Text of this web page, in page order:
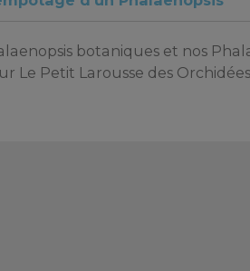
botaniques et nos
Le Petit Larousse des